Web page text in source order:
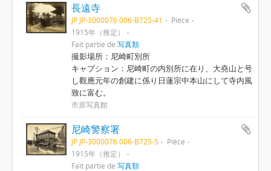
長遠寺
JP JP-3000076 006-B725-41
Pièce
1915年（推定）
Fait partie de 写真類
撮影場所：尼崎町別所
キャプション：尼崎町の内別所に在り、大堯山と号
し觀應元年の創建に係り日蓮宗中本山にして寺内風
致に富む。
市原写真館
尼崎警察署
JP JP-3000076 006-B725-5
Pièce
1915年（推定）
Fait partie de 写真類